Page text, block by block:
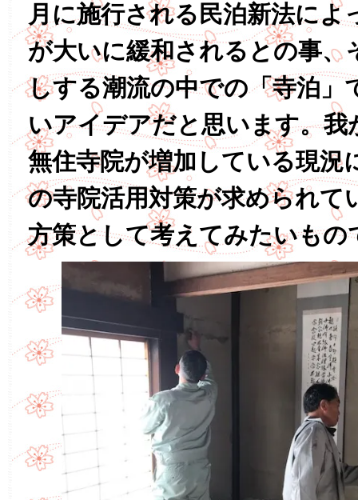
月に施行される民泊新法によ
が大いに緩和されるとの事、
しする潮流の中での「寺泊」
いアイデアだと思います。我
無住寺院が増加している現況
の寺院活用対策が求められて
方策として考えてみたいもの